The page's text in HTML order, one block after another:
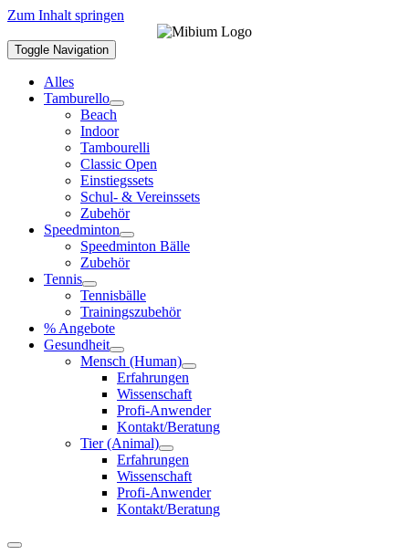
Zum Inhalt springen
Toggle Navigation
Alles
Tamburello
Beach
Indoor
Tambourelli
Classic Open
Einstiegssets
Schul- & Vereinssets
Zubehör
Speedminton
Speedminton Bälle
Zubehör
Tennis
Tennisbälle
Trainingszubehör
% Angebote
Gesundheit
Mensch (Human)
Erfahrungen
Wissenschaft
Profi-Anwender
Kontakt/Beratung
Tier (Animal)
Erfahrungen
Wissenschaft
Profi-Anwender
Kontakt/Beratung